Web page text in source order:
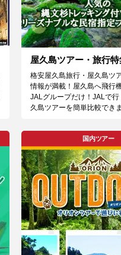
屋久島ツアー・旅行特
格安屋久島旅行・屋久島ツ
情報が満載！屋久島へ飛行
JALグループだけ！JALで
久島ツアーを簡単比較でき
国内ツアー